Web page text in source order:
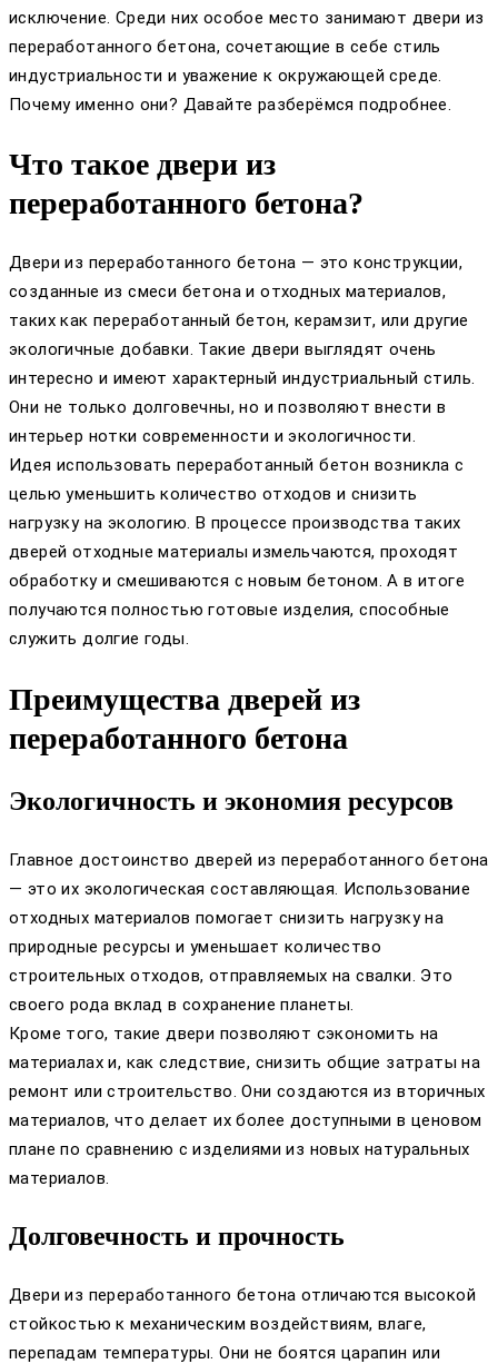
исключение. Среди них особое место занимают двери из
переработанного бетона, сочетающие в себе стиль
индустриальности и уважение к окружающей среде.
Почему именно они? Давайте разберёмся подробнее.
Что такое двери из
переработанного бетона?
Двери из переработанного бетона — это конструкции,
созданные из смеси бетона и отходных материалов,
таких как переработанный бетон, керамзит, или другие
экологичные добавки. Такие двери выглядят очень
интересно и имеют характерный индустриальный стиль.
Они не только долговечны, но и позволяют внести в
интерьер нотки современности и экологичности.
Идея использовать переработанный бетон возникла с
целью уменьшить количество отходов и снизить
нагрузку на экологию. В процессе производства таких
дверей отходные материалы измельчаются, проходят
обработку и смешиваются с новым бетоном. А в итоге
получаются полностью готовые изделия, способные
служить долгие годы.
Преимущества дверей из
переработанного бетона
Экологичность и экономия ресурсов
Главное достоинство дверей из переработанного бетона
— это их экологическая составляющая. Использование
отходных материалов помогает снизить нагрузку на
природные ресурсы и уменьшает количество
строительных отходов, отправляемых на свалки. Это
своего рода вклад в сохранение планеты.
Кроме того, такие двери позволяют сэкономить на
материалах и, как следствие, снизить общие затраты на
ремонт или строительство. Они создаются из вторичных
материалов, что делает их более доступными в ценовом
плане по сравнению с изделиями из новых натуральных
материалов.
Долговечность и прочность
Двери из переработанного бетона отличаются высокой
стойкостью к механическим воздействиям, влаге,
перепадам температуры. Они не боятся царапин или